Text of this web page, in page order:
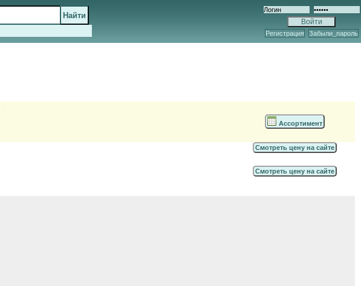
Регистрация Забыли_пароль
Ассортимент
Смотреть цену на сайте
Смотреть цену на сайте